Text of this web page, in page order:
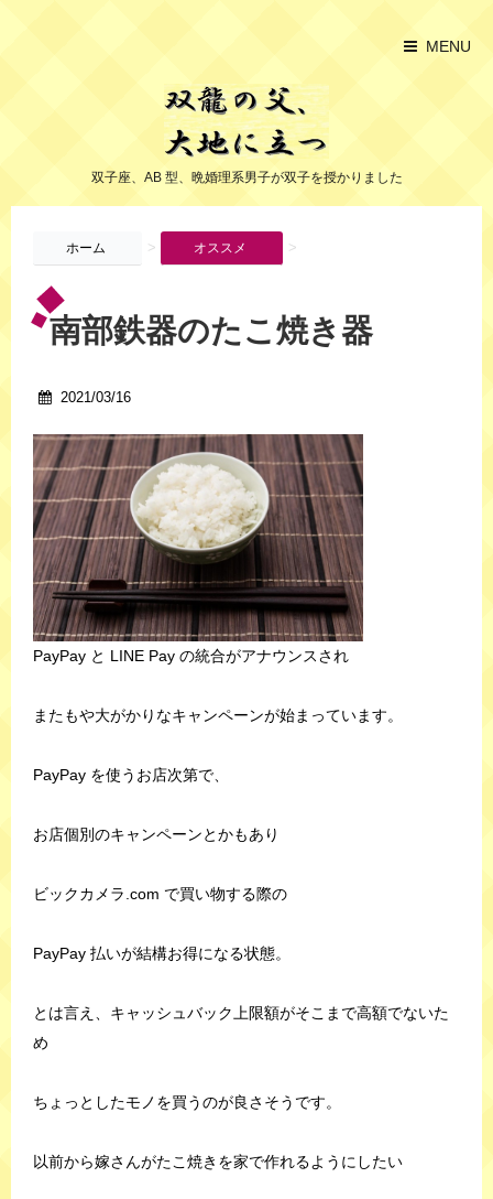
MENU
双子座、AB 型、晩婚理系男子が双子を授かりました
ホーム > オススメ >
南部鉄器のたこ焼き器
2021/03/16
PayPay と LINE Pay の統合がアナウンスされ
またもや大がかりなキャンペーンが始まっています。
PayPay を使うお店次第で、
お店個別のキャンペーンとかもあり
ビックカメラ.com で買い物する際の
PayPay 払いが結構お得になる状態。
とは言え、キャッシュバック上限額がそこまで高額でないた
め
ちょっとしたモノを買うのが良さそうです。
以前から嫁さんがたこ焼きを家で作れるようにしたい